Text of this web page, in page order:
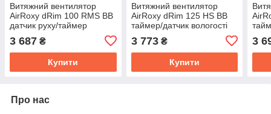
Витяжний вентилятор
AirRoxy dRim 100 RMS BB
датчик руху/таймер
глянець 93м³/год 11Вт
3 687 ₴
Купити
Витяжний вентилятор
AirRoxy dRim 125 HS BB
таймер/датчик вологості
золотий мармур 140м³/год
14Вт
3 773₴
Купити
3
Про нас